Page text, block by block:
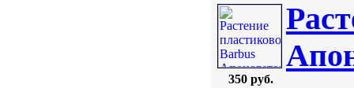
350 руб.